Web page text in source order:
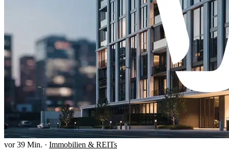
vor 39 Min. · Immobilien & REITs